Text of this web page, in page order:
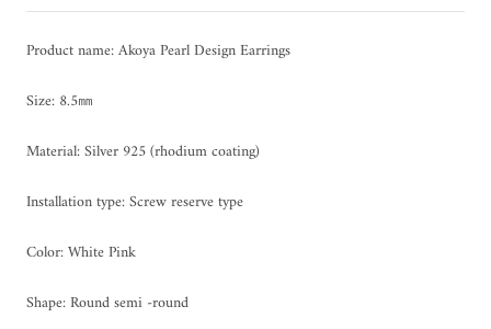
Product name: Akoya Pearl Design Earrings
Size: 8.5㎜
Material: Silver 925 (rhodium coating)
Installation type: Screw reserve type
Color: White Pink
Shape: Round semi -round